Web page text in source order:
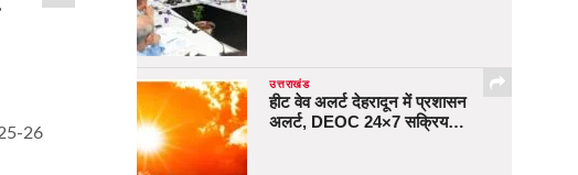
26
उत्तराखंड
हीट वेव अलर्ट देहरादून में प्रशासन
अलर्ट, DEOC 24×7 सक्रिय…